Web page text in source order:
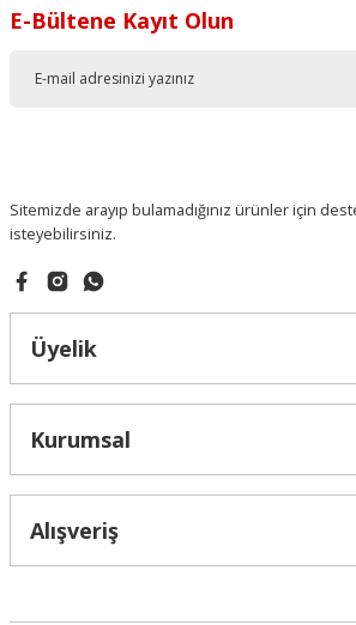
E-Bültene Kayıt Olun
Sitemizde arayıp bulamadığınız ürünler için
isteyebilirsiniz.
Üyelik
Kurumsal
Alışveriş